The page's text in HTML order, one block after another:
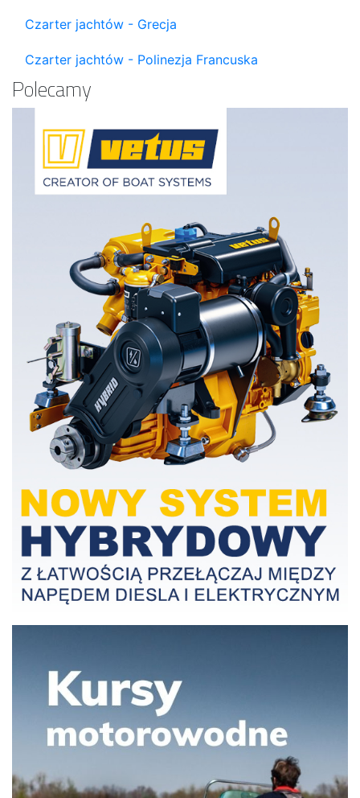
Czarter jachtów - Grecja
Czarter jachtów - Polinezja Francuska
Polecamy